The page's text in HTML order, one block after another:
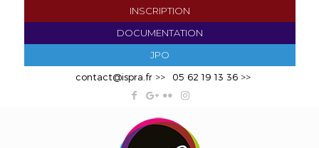
INSCRIPTION
DOCUMENTATION
JPO
contact@ispra.fr >> 05 62 19 13 36 >>